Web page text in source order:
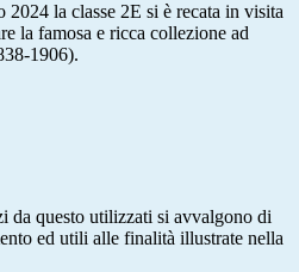
la classe 2E si è recata in visita
la famosa e ricca collezione ad
1906).
da questo utilizzati si avvalgono di
ed utili alle finalità illustrate nella